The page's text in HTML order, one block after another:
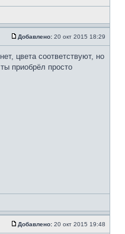
Добавлено: 20 окт 2015 18:29
цвета соответствуют, но
приобрёл просто
Добавлено: 20 окт 2015 19:48